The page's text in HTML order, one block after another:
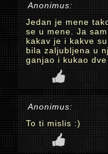
Anonimus:
Jedan je mene
se u mene. Ja
kakav je i kakve
bila zaljubljena u
ganjao i kukao dve
Anonimus:
To ti mislis :)